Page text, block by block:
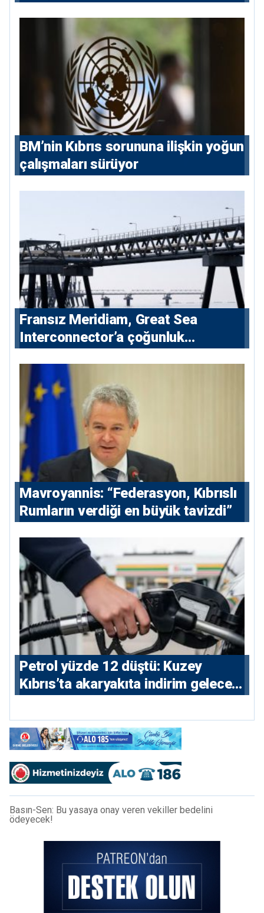
BM’nin Kıbrıs sorununa ilişkin yoğun
çalışmaları sürüyor
Fransız Meridiam, Great Sea
Interconnector’a çoğunluk
Mavroyannis: “Federasyon, Kıbrıslı
Rumların verdiği en büyük tavizdi”
Petrol yüzde 12 düştü: Kuzey
Kıbrıs’ta akaryakıta indirim gelecek
Basın-Sen: Bu yasaya onay veren vekiller bedelini
ödeyecek!